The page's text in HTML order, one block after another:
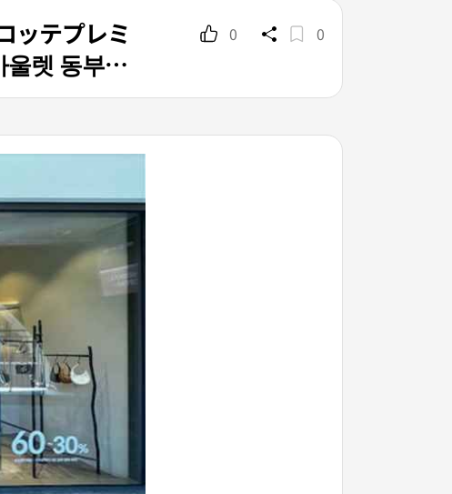
ッテプレミ
렛 동부산
0 0